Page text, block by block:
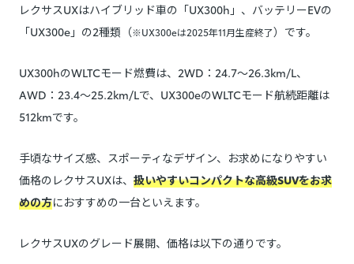
レクサスUXはハイブリッド車の「UX300h」、バッテリーEVの
「UX300e」の2種類（※UX300eは2025年11月生産終了）です。
UX300hのWLTCモード燃費は、2WD：24.7～26.3km/L、
AWD：23.4～25.2km/Lで、UX300eのWLTCモード航続距離は
512kmです。
手頃なサイズ感、スポーティなデザイン、お求めになりやすい
価格のレクサスUXは、 扱いやすいコンパクトな高級SUVをお求
めの方におすすめの一台といえます。
レクサスUXのグレード展開、価格は以下の通りです。